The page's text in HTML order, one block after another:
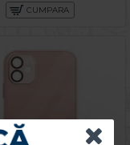
CUMPARA